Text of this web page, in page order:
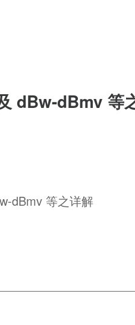
dBw-dBmv 等
dBmv 等之详解